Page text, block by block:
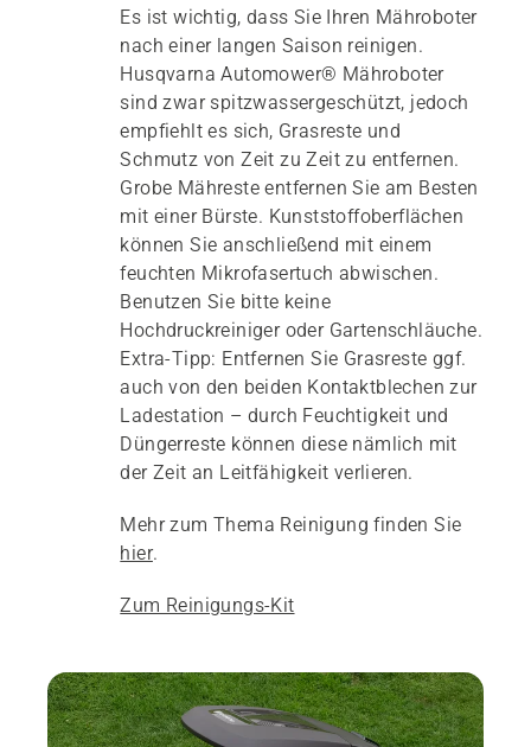
Es ist wichtig, dass Sie Ihren Mähroboter
nach einer langen Saison reinigen.
Husqvarna Automower® Mähroboter
sind zwar spitzwassergeschützt, jedoch
empfiehlt es sich, Grasreste und
Schmutz von Zeit zu Zeit zu entfernen.
Grobe Mähreste entfernen Sie am Besten
mit einer Bürste. Kunststoffoberflächen
können Sie anschließend mit einem
feuchten Mikrofasertuch abwischen.
Benutzen Sie bitte keine
Hochdruckreiniger oder Gartenschläuche.
Extra-Tipp: Entfernen Sie Grasreste ggf.
auch von den beiden Kontaktblechen zur
Ladestation – durch Feuchtigkeit und
Düngerreste können diese nämlich mit
der Zeit an Leitfähigkeit verlieren.
Mehr zum Thema Reinigung finden Sie
hier.
Zum Reinigungs-Kit